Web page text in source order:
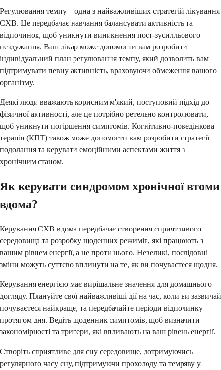
Регулювання темпу – одна з найважливіших стратегій лікування
СХВ. Це передбачає навчання балансувати активність та
відпочинок, щоб уникнути виникнення пост-зусилльового
нездужання. Ваш лікар може допомогти вам розробити
індивідуальний план регулювання темпу, який дозволить вам
підтримувати певну активність, враховуючи обмеження вашого
організму.
Деякі люди вважають корисним м'який, поступовий підхід до
фізичної активності, але це потрібно ретельно контролювати,
щоб уникнути погіршення симптомів. Когнітивно-поведінкова
терапія (КПТ) також може допомогти вам розробити стратегії
подолання та керувати емоційними аспектами життя з
хронічним станом.
Як керувати синдромом хронічної втоми
вдома?
Керування СХВ вдома передбачає створення сприятливого
середовища та розробку щоденних режимів, які працюють з
вашим рівнем енергії, а не проти нього. Невеликі, послідовні
зміни можуть суттєво вплинути на те, як ви почуваєтеся щодня.
Керування енергією має вирішальне значення для домашнього
догляду. Плануйте свої найважливіші дії на час, коли ви зазвичай
почуваєтеся найкраще, та передбачайте періоди відпочинку
протягом дня. Ведіть щоденник симптомів, щоб визначити
закономірності та тригери, які впливають на ваш рівень енергії.
Створіть сприятливе для сну середовище, дотримуючись
регулярного часу сну, підтримуючи прохолоду та темряву у